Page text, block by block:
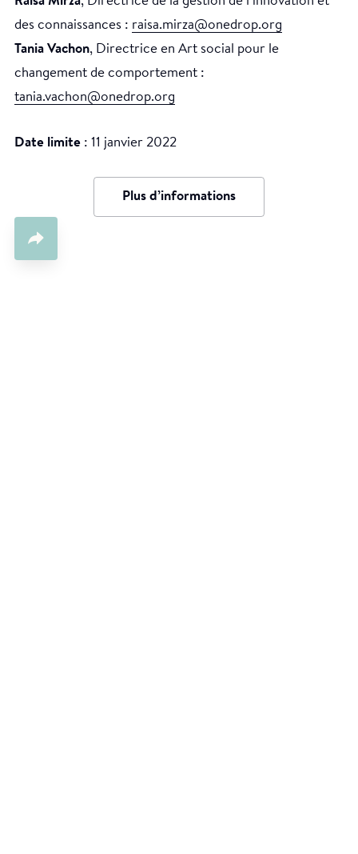
des connaissances : raisa.mirza@onedrop.org
Tania Vachon, Directrice en Art social pour le
changement de comportement :
tania.vachon@onedrop.org
Date limite : 11 janvier 2022
Plus d’informations